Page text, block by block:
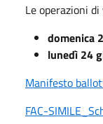
Le operazioni
domenica
lunedì 24
Manifesto
FAC-